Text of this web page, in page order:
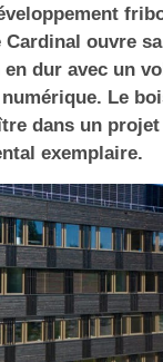
Cardinal ouvre
dur avec un
numérique. Le
dans un projet
exemplaire.